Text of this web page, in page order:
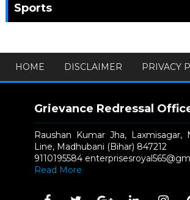
Sports
HOME DISCLAIMER PRIVACY
Grievance Redressal
Raushan Kumar Jha, Laxmisagar,
Line, Madhubani (Bihar) 847212
9110195584
Read More